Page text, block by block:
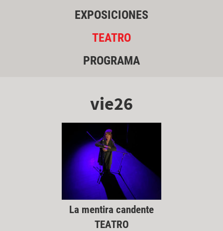
EXPOSICIONES
TEATRO
PROGRAMA
vie26
La mentira candente
TEATRO